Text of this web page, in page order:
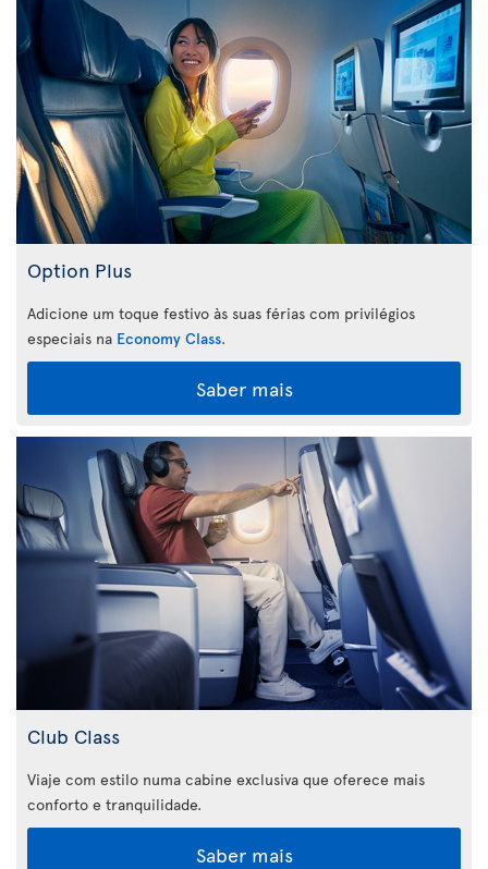
Option Plus
Adicione um toque festivo às suas férias com privilégios
especiais na Economy Class.
Saber mais
Club Class
Viaje com estilo numa cabine exclusiva que oferece mais
conforto e tranquilidade.
Saber mais